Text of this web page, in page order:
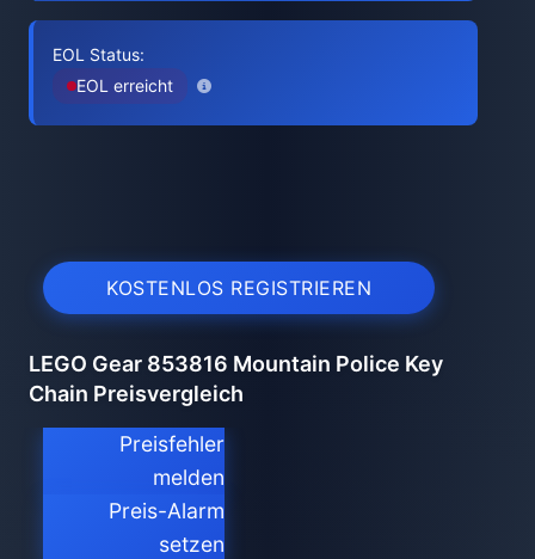
EOL Status:
EOL erreicht
KOSTENLOS REGISTRIEREN
LEGO Gear 853816 Mountain Police Key
Chain Preisvergleich
Preisfehler
melden
Preis-Alarm
setzen